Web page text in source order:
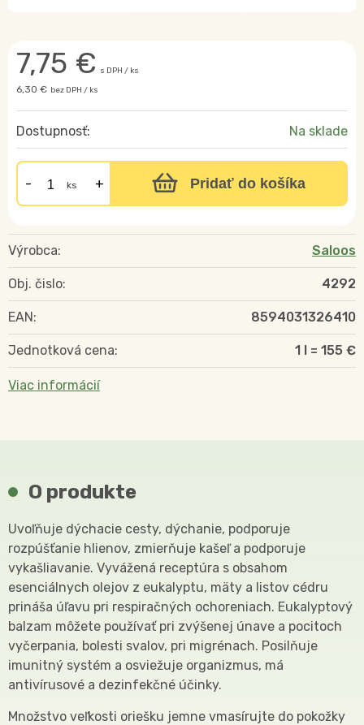
7,75 € s DPH / ks
6,30 € bez DPH / ks
Dostupnosť: Na sklade
ks Pridať do košíka
Výrobca: Saloos
Obj. čislo: 4292
EAN: 8594031326410
Jednotková cena: 1 l = 155 €
Viac informácií
O produkte
Uvoľňuje dýchacie cesty, dýchanie, podporuje
rozpúšťanie hlienov, zmierňuje kašeľ a podporuje
vykašliavanie. Vyvážená receptúra s obsahom
esenciálnych olejov z eukalyptu, mäty a listov cédru
prináša úľavu pri respiračných ochoreniach. Eukalyptový
balzam môžete používať pri zvýšenej únave a pocitoch
vyčerpania, bolesti svalov, pri migrénach. Posilňuje
imunitný systém a osviežuje organizmus, má
antivírusové a dezinfekčné účinky.
Množstvo veľkosti oriešku jemne vmasírujte do pokožky